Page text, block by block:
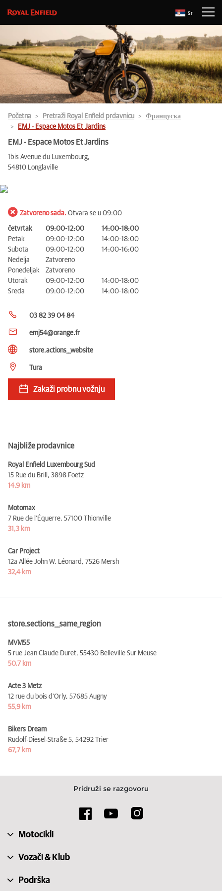
Sr
Početna Pretraži Royal Enfield prdavnicu
Француска
EMJ - Espace Motos Et Jardins
EMJ - Espace Motos Et Jardins
1bis Avenue du Luxembourg,
54810 Longlaville
Zatvoreno sada. Otvara se u 09:00
četvrtak 09:00-12:00
14:00-18:00
Petak
09:00-12:00
14:00-18:00
Subota
09:00-12:00
14:00-16:00
Nedelja
Zatvoreno
Ponedeljak
Zatvoreno
Utorak
09:00-12:00
14:00-18:00
Sreda
09:00-12:00 14:00-18:00
03 82 39 04 84
emj54@orange.fr
store.actions__website
Tura
Zakaži probnu vožnju
Najbliže prodavnice
Royal Enfield Luxembourg Sud
15 Rue du Brill, 3898 Foetz
14,9 km
Motomax
7 Rue de l'Équerre, 57100 Thionville
31,3 km
Car Project
12a Allée John W. Léonard, 7526 Mersh
32,4 km
store.sections__same_region
MVM55
5 rue Jean Claude Duret, 55430 Belleville Sur Meuse
50,7 km
Acte 3 Metz
12 rue du bois d'Orly, 57685 Augny
55,9 km
Bikers Dream
Rudolf-Diesel-Straße 5, 54292 Trier
67,7 km
Pridruži se razgovoru
Motocikli
Vozači & Klub
Podrška